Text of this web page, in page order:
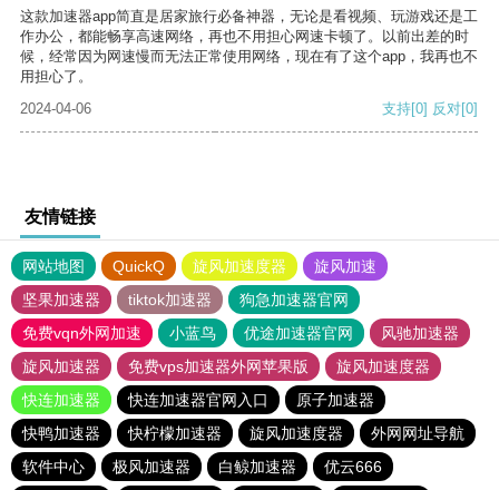
这款加速器app简直是居家旅行必备神器，无论是看视频、玩游戏还是工
作办公，都能畅享高速网络，再也不用担心网速卡顿了。以前出差的时
候，经常因为网速慢而无法正常使用网络，现在有了这个app，我再也不
用担心了。
2024-04-06
支持[0] 反对[0]
友情链接
网站地图 QuickQ 旋风加速度器
旋风加速
坚果加速器
tiktok加速器
狗急加速器官网
免费vqn外网加速
小蓝鸟 优途加速器官网
风驰加速器
旋风加速器
免费vps加速器外网苹果版
旋风加速度器
快连加速器
快连加速器官网入口
原子加速器
快鸭加速器
快柠檬加速器 旋风加速度器
外网网址导航
软件中心
极风加速器 白鲸加速器
优云666